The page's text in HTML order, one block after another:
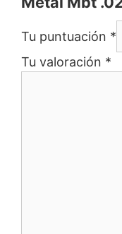
Tu puntuación *
Tu valoración *